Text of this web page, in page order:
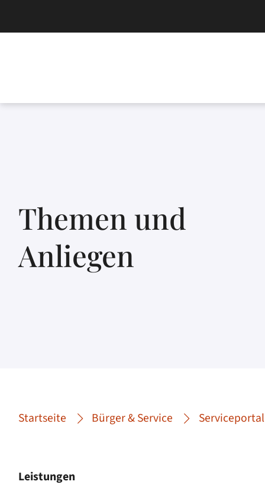
Themen und
Anliegen
Startseite Bürger & Service Serviceportal
Leistungen